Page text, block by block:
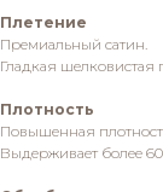
Плетение
Премиальный сатин.
Гладкая шелковистая
Плотность
Повышенная
Выдерживает более